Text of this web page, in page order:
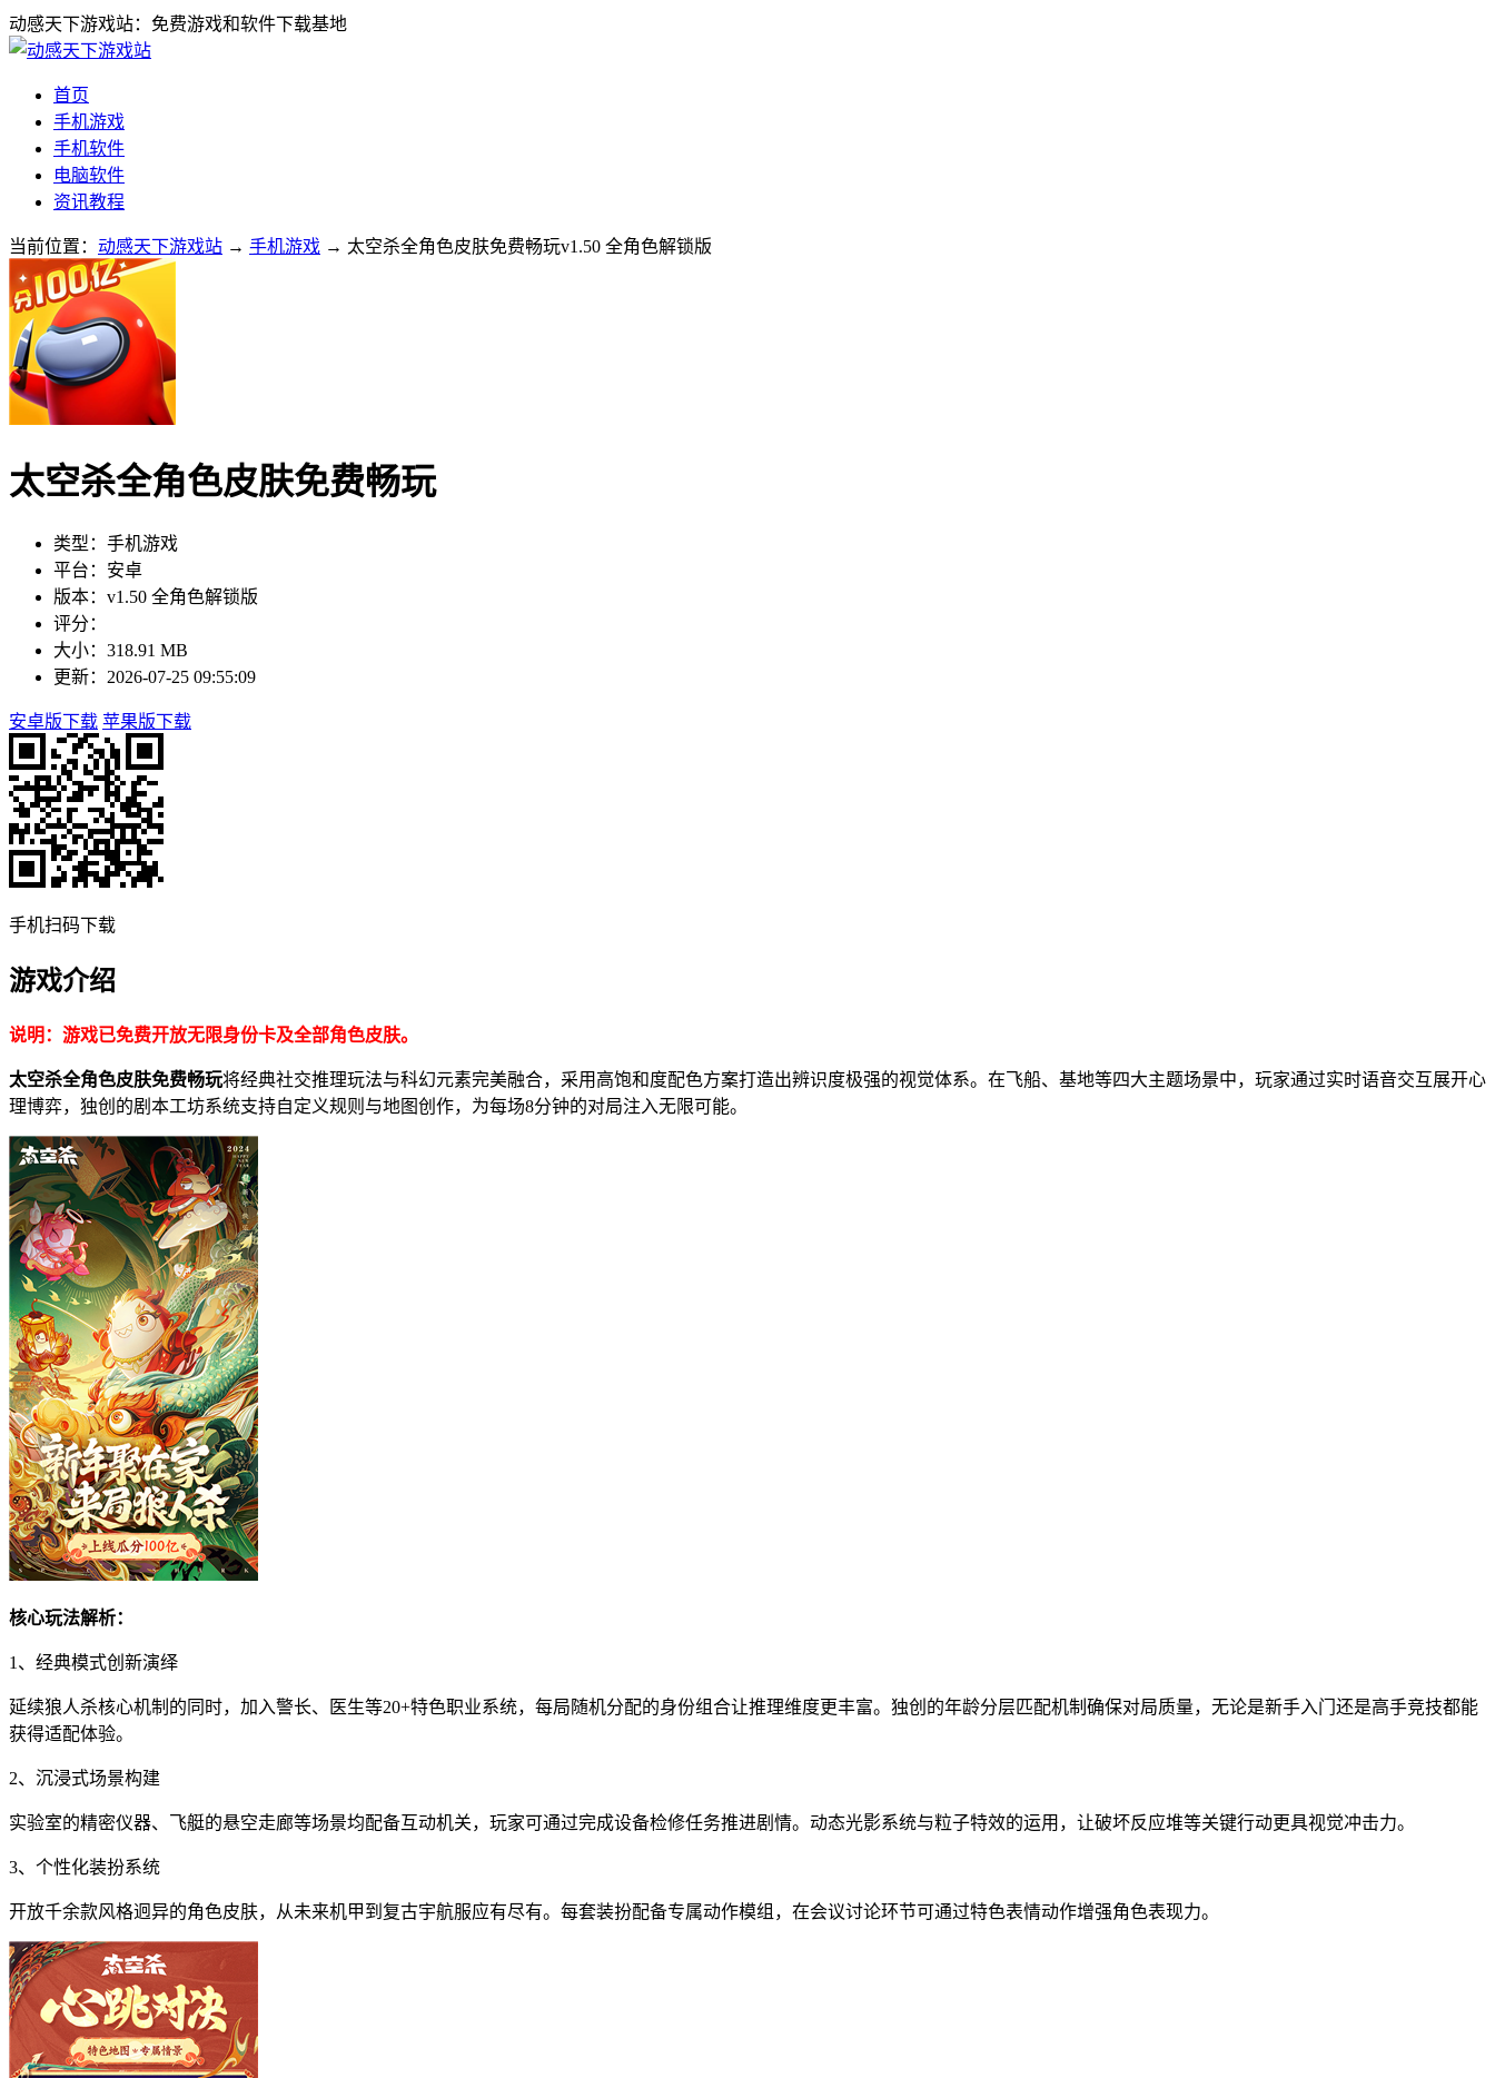
动感天下游戏站：免费游戏和软件下载基地
首页
手机游戏
手机软件
电脑软件
资讯教程
当前位置： 动感天下游戏站 → 手机游戏 → 太空杀全角色皮肤免费畅玩v1.50 全角色解锁版
太空杀全角色皮肤免费畅玩
类型：手机游戏
平台：安卓
版本：v1.50 全角色解锁版
评分：
大小：318.91 MB
更新：2026-07-25 09:55:09
安卓版下载 苹果版下载
手机扫码下载
游戏介绍
说明：游戏已免费开放无限身份卡及全部角色皮肤。
太空杀全角色皮肤免费畅玩将经典社交推理玩法与科幻元素完美融合，采用高饱和度配色方案打造出辨识度极强的视觉体系。在飞船、基地等四大主题场景中，玩家通过实时语音交互展开心
理博弈，独创的剧本工坊系统支持自定义规则与地图创作，为每场8分钟的对局注入无限可能。
核心玩法解析：
1、经典模式创新演绎
延续狼人杀核心机制的同时，加入警长、医生等20+特色职业系统，每局随机分配的身份组合让推理维度更丰富。独创的年龄分层匹配机制确保对局质量，无论是新手入门还是高手竞技都能
获得适配体验。
2、沉浸式场景构建
实验室的精密仪器、飞艇的悬空走廊等场景均配备互动机关，玩家可通过完成设备检修任务推进剧情。动态光影系统与粒子特效的运用，让破坏反应堆等关键行动更具视觉冲击力。
3、个性化装扮系统
开放千余款风格迥异的角色皮肤，从未来机甲到复古宇航服应有尽有。每套装扮配备专属动作模组，在会议讨论环节可通过特色表情动作增强角色表现力。